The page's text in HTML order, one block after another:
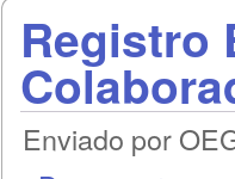
Registro
Enviado por